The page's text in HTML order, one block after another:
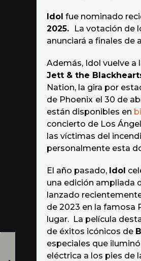
Idol fue nominado
2025.
La votación de
anunciará a finales de
Además, Idol vuelve a
Jett & the
Nation, la gira por
de Phoenix el 30 de
están disponibles en
concierto de Los
las víctimas del
personalmente esta
El año pasado, Idol
una edición ampliada
lanzado
de 2023 en la famosa
lugar. La película
de éxitos icónicos de
especiales que
eléctrica a los pies de